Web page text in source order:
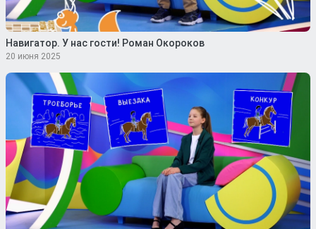
Навигатор. У нас гости! Роман Окороков
20 июня 2025